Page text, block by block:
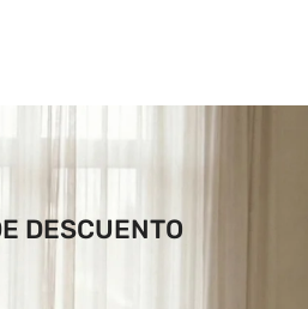
DESCUENTO